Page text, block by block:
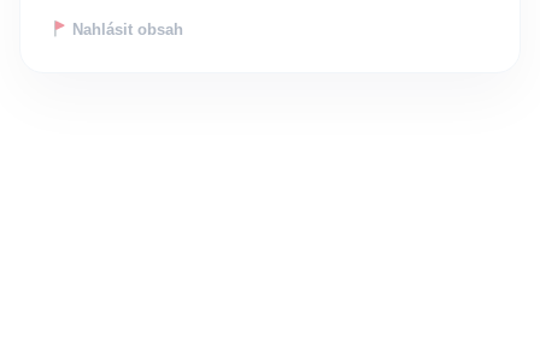
Nahlásit obsah